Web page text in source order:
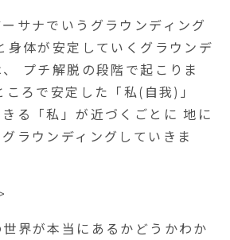
サナでいうグラウンディング
身体が安定していくグラウンデ
プチ解脱の段階で起こりま
ころで安定した「私(自我)」
る「私」が近づくごとに 地に
ラウンディングしていきま
界が本当にあるかどうかわか